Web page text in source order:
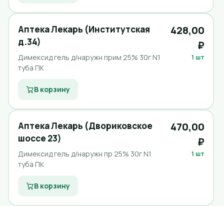
Аптека Лекарь (Институтская
д.34)
Димексид гель д/наружн прим 25% 30г N1
туба ПК
428,00
₽
1 шт
В корзину
Аптека Лекарь (Двориковское
шоссе 23)
Димексид гель д/наружн пр 25% 30г N1
туба ПК
470,00
₽
1 шт
В корзину